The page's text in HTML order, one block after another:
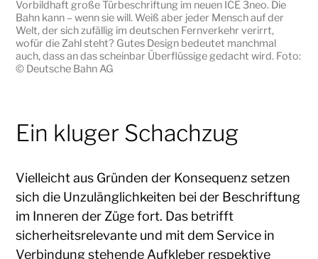
Vorbildhaft große Türbeschriftung im neuen ICE 3neo. Die
Bahn kann – wenn sie will. Weiß aber jeder Mensch auf der
Welt, der sich zufällig im deutschen Fernverkehr verirrt,
wofür die Zahl steht? Gutes Design bedeutet manchmal
auch, dass an das scheinbar Überflüssige gedacht wird. Foto:
© Deutsche Bahn AG
Ein kluger Schachzug
Vielleicht aus Gründen der Konsequenz setzen
sich die Unzulänglichkeiten bei der Beschriftung
im Inneren der Züge fort. Das betrifft
sicherheitsrelevante und mit dem Service in
Verbindung stehende Aufkleber respektive